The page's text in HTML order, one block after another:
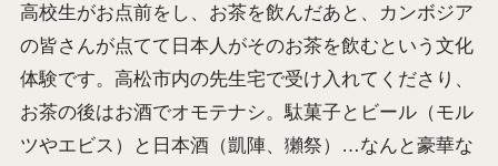
高校生がお点前をし、お茶を飲んだあと、カンボジア
の皆さんが点てて日本人がそのお茶を飲むという文化
体験です。高松市内の先生宅で受け入れてくださり、
お茶の後はお酒でオモテナシ。駄菓子とビール（モル
ツやエビス）と日本酒（凱陣、獺祭）…なんと豪華な